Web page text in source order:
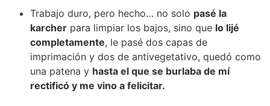
Trabajo duro, pero hecho… no solo pasé la
karcher para limpiar los bajos, sino que lo lijé
completamente, le pasé dos capas de
imprimación y dos de antivegetativo, quedó como
una patena y hasta el que se burlaba de mí
rectificó y me vino a felicitar.